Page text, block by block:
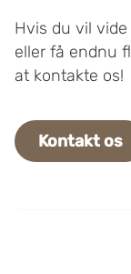
Hvis du vil
eller få endnu
at kontakte os!
Kontakt os